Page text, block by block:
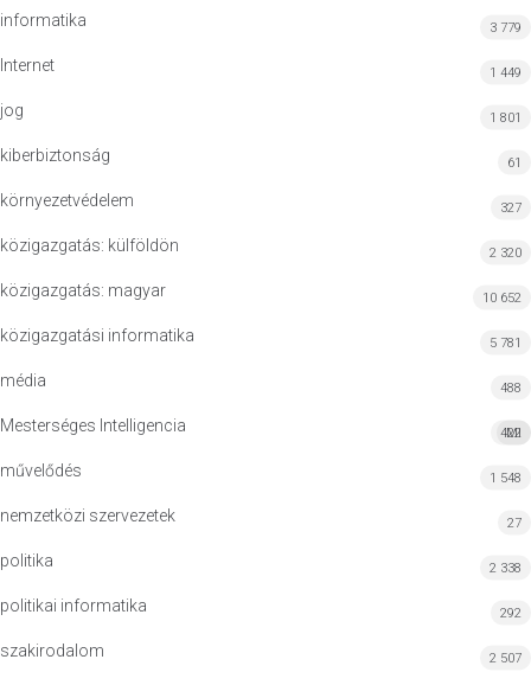
informatika 3 779
Internet 1 449
jog 1 801
kiberbiztonság 61
környezetvédelem 327
közigazgatás: külföldön 2 320
közigazgatás: magyar 10 652
közigazgatási informatika 5 781
média 488
Mesterséges Intelligencia MI
422
művelődés 1 548
nemzetközi szervezetek 27
politika 2 338
politikai informatika 292
szakirodalom 2 507